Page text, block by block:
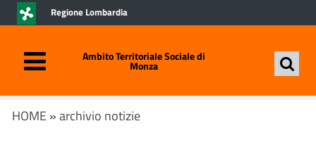
Regione Lombardia
Ambito Territoriale Sociale di
Monza
HOME »archivio notizie